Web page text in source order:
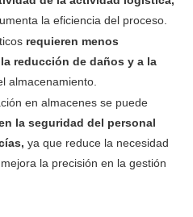
la eficiencia del proceso.
requieren menos
reducción de daños y a la
almacenamiento.
en almacenes se puede
la seguridad del personal
ya que reduce la necesidad
la precisión en la gestión